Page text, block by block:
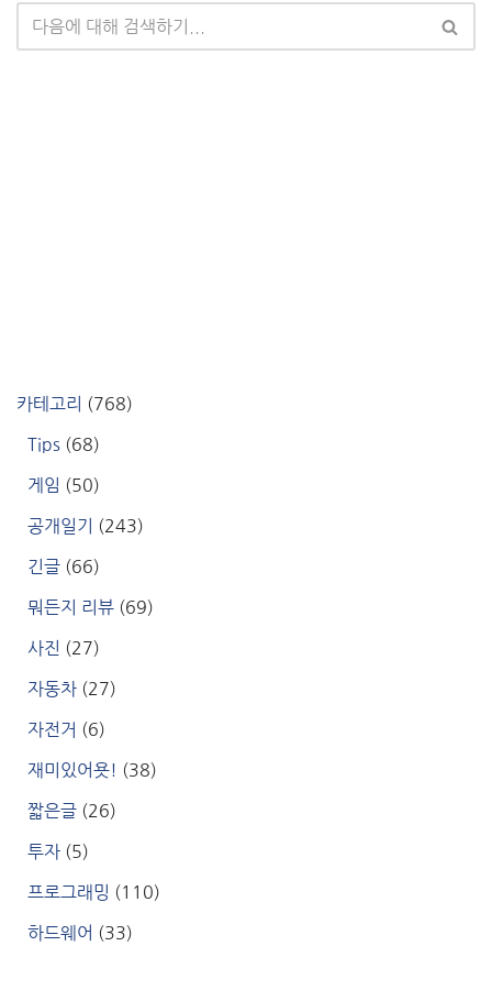
카테고리 (768)
Tips (68)
게임 (50)
공개일기 (243)
긴글 (66)
뭐든지 리뷰 (69)
사진 (27)
자동차 (27)
자전거 (6)
재미있어욧! (38)
짧은글 (26)
투자 (5)
프로그래밍 (110)
하드웨어 (33)